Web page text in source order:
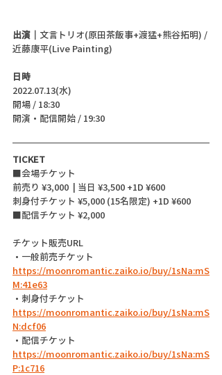
出演｜ 文言トリオ(原田茶飯事+渡猛+熊谷拓明) /
近藤康平(Live Painting)
日時
2022.07.13(水)
開場 / 18:30
開演・配信開始 / 19:30
TICKET
■会場チケット
前売り ¥3,000  | 当日 ¥3,500 +1D ¥600
刺身付チケット ¥5,000 (15名限定) +1D ¥600
■配信チケット ¥2,000
チケット販売URL
・一般前売チケット
https://moonromantic.zaiko.io/buy/1sNa:mS
M:41e63
・刺身付チケット
https://moonromantic.zaiko.io/buy/1sNa:mS
N:dcf06
・配信チケット
https://moonromantic.zaiko.io/buy/1sNa:mS
P:1c716